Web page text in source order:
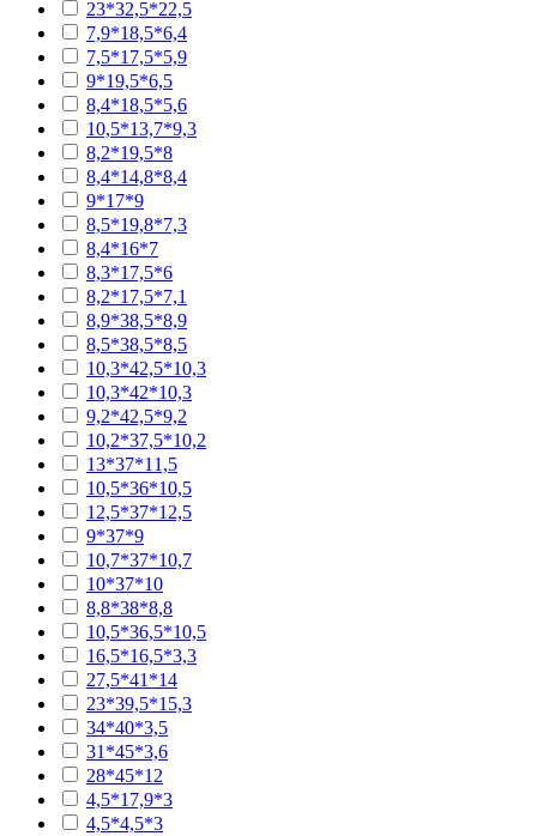
23*32,5*22,5
7,9*18,5*6,4
7,5*17,5*5,9
9*19,5*6,5
8,4*18,5*5,6
10,5*13,7*9,3
8,2*19,5*8
8,4*14,8*8,4
9*17*9
8,5*19,8*7,3
8,4*16*7
8,3*17,5*6
8,2*17,5*7,1
8,9*38,5*8,9
8,5*38,5*8,5
10,3*42,5*10,3
10,3*42*10,3
9,2*42,5*9,2
10,2*37,5*10,2
13*37*11,5
10,5*36*10,5
12,5*37*12,5
9*37*9
10,7*37*10,7
10*37*10
8,8*38*8,8
10,5*36,5*10,5
16,5*16,5*3,3
27,5*41*14
23*39,5*15,3
34*40*3,5
31*45*3,6
28*45*12
4,5*17,9*3
4,5*4,5*3